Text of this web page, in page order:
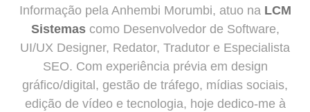
Informação pela Anhembi Morumbi, atuo na LCM
Sistemascomo Desenvolvedor de Software,
UI/UX Designer, Redator, Tradutor e Especialista
SEO. Com experiência prévia em design
gráfico/digital, gestão de tráfego, mídias sociais,
edição de vídeo e tecnologia, hoje dedico-me à